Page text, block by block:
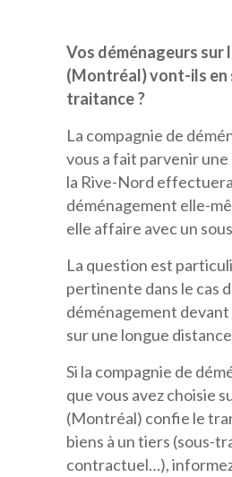
Vos déménageurs sur
(Montréal) vont-ils en
traitance ?
La compagnie de
vous a fait parvenir
la Rive-Nord
déménagement elle-
elle affaire avec un
La question est
pertinente dans le cas
déménagement
sur une longue
Si la compagnie de
que vous avez choisie
(Montréal) confie le
biens à un tiers (sous-
contractuel…),